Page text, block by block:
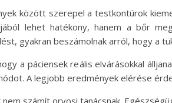
között szerepel a testkontúrok
lehet hatékony, hanem a bőr
gyakran beszámolnak arról, hogy a
a páciensek reális elvárásokkal
A legjobb eredmények elérése